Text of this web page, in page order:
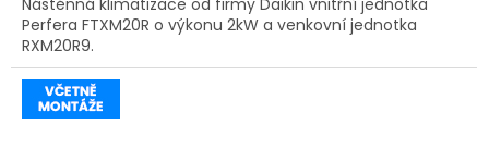
Nástěnná klimatizace od firmy Daikin vnitřní jednotka
Perfera FTXM20R o výkonu 2kW a venkovní jednotka
RXM20R9.